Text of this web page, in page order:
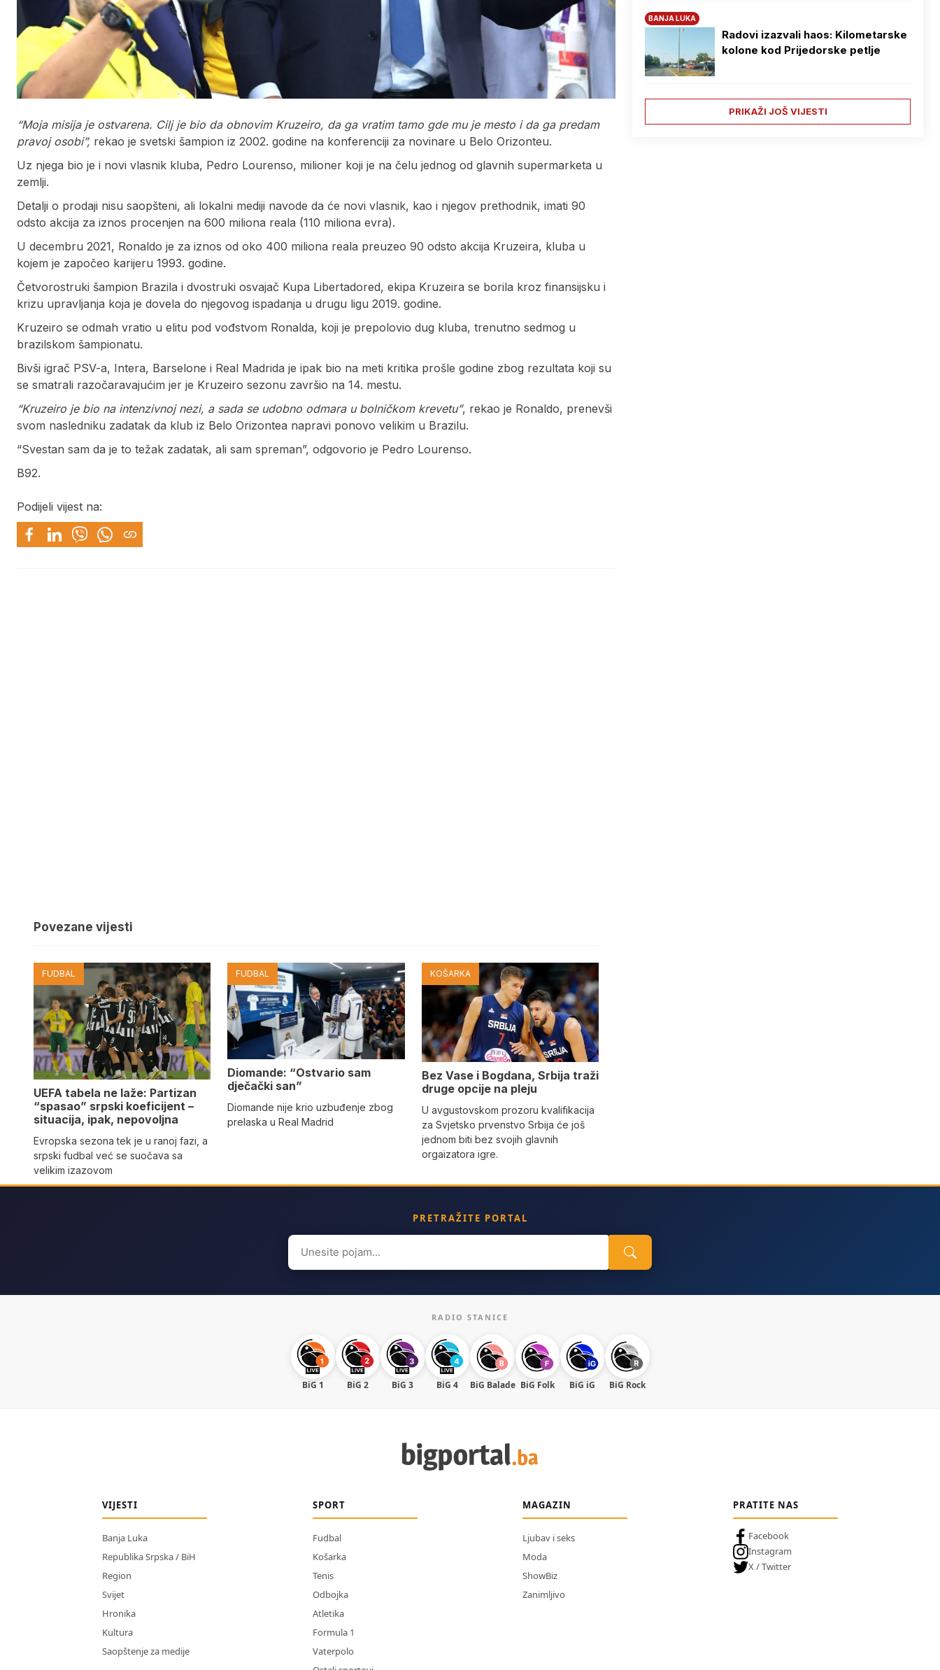
“Moja misija je ostvarena. Cilj je bio da obnovim Kruzeiro, da ga vratim tamo gde mu je mesto i da ga predam
pravoj osobi”, rekao je svetski šampion iz 2002. godine na konferenciji za novinare u Belo Orizonteu.
Uz njega bio je i novi vlasnik kluba, Pedro Lourenso, milioner koji je na čelu jednog od glavnih supermarketa u
zemlji.
Detalji o prodaji nisu saopšteni, ali lokalni mediji navode da će novi vlasnik, kao i njegov prethodnik, imati 90
odsto akcija za iznos procenjen na 600 miliona reala (110 miliona evra).
U decembru 2021, Ronaldo je za iznos od oko 400 miliona reala preuzeo 90 odsto akcija Kruzeira, kluba u
kojem je započeo karijeru 1993. godine.
Četvorostruki šampion Brazila i dvostruki osvajač Kupa Libertadored, ekipa Kruzeira se borila kroz finansijsku i
krizu upravljanja koja je dovela do njegovog ispadanja u drugu ligu 2019. godine.
Kruzeiro se odmah vratio u elitu pod vođstvom Ronalda, koji je prepolovio dug kluba, trenutno sedmog u
brazilskom šampionatu.
Bivši igrač PSV-a, Intera, Barselone i Real Madrida je ipak bio na meti kritika prošle godine zbog rezultata koji su
se smatrali razočaravajućim jer je Kruzeiro sezonu završio na 14. mestu.
“Kruzeiro je bio na intenzivnoj nezi, a sada se udobno odmara u bolničkom krevetu”, rekao je Ronaldo, prenevši
svom nasledniku zadatak da klub iz Belo Orizontea napravi ponovo velikim u Brazilu.
“Svestan sam da je to težak zadatak, ali sam spreman”, odgovorio je Pedro Lourenso.
B92.
Podijeli vijest na:
Povezane vijesti
FUDBAL
UEFA tabela ne laže: Partizan
“spasao” srpski koeficijent –
situacija, ipak, nepovoljna
Evropska sezona tek je u ranoj fazi, a
srpski fudbal već se suočava sa
velikim izazovom
FUDBAL
Diomande: “Ostvario sam
dječački san”
Diomande nije krio uzbuđenje zbog
prelaska u Real Madrid
KOŠARKA
Bez Vase i Bogdana, Srbija traži
druge opcije na pleju
U avgustovskom prozoru kvalifikacija
za Svjetsko prvenstvo Srbija će još
jednom biti bez svojih glavnih
orgaizatora igre.
BANJA LUKA
Radovi izazvali haos: Kilometarske
kolone kod Prijedorske petlje
PRIKAŽI JOŠ VIJESTI
PRETRAŽITE PORTAL
Search
for:
RADIO STANICE
BiG 1 BiG 2 BiG 3 BiG 4 BiG Balade BiG Folk BiG iG BiG Rock
VIJESTI
Banja Luka
Republika Srpska / BiH
Region
Svijet
Hronika
Kultura
Saopštenje za medije
SPORT
Fudbal
Košarka
Tenis
Odbojka
Atletika
Formula 1
Vaterpolo
MAGAZIN
Ljubav i seks
Moda
ShowBiz
Zanimljivo
PRATITE NAS
Facebook
Instagram
X / Twitter